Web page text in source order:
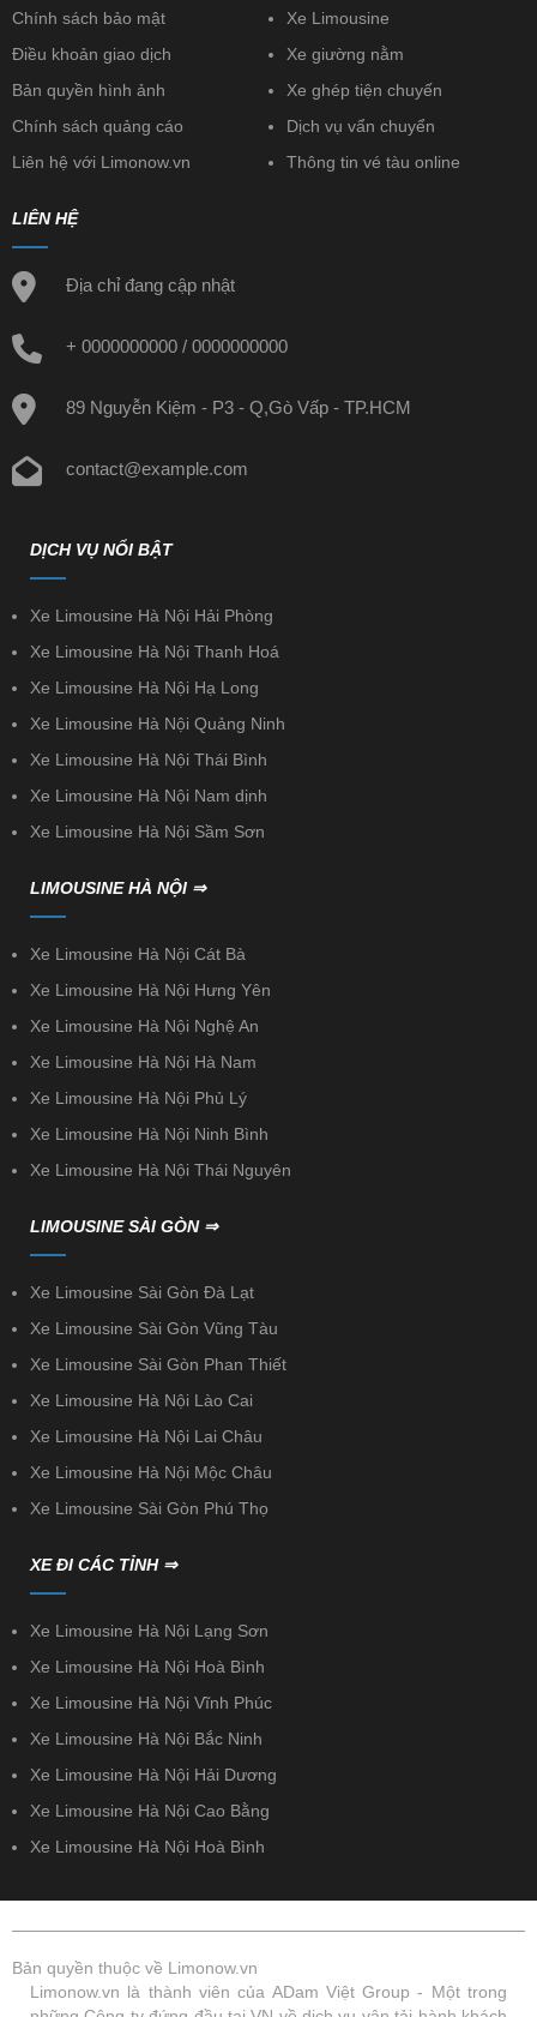
Chính sách bảo mật
Điều khoản giao dịch
Bản quyền hình ảnh
Chính sách quảng cáo
Liên hệ với Limonow.vn
Xe Limousine
Xe giường nằm
Xe ghép tiện chuyến
Dịch vụ vẩn chuyển
Thông tin vé tàu online
LIÊN HỆ
Địa chỉ đang cập nhật
+ 0000000000 / 0000000000
89 Nguyễn Kiệm - P3 - Q,Gò Vấp - TP.HCM
contact@example.com
DỊCH VỤ NỔI BẬT
Xe Limousine Hà Nội Hải Phòng
Xe Limousine Hà Nội Thanh Hoá
Xe Limousine Hà Nội Hạ Long
Xe Limousine Hà Nội Quảng Ninh
Xe Limousine Hà Nội Thái Bình
Xe Limousine Hà Nội Nam dịnh
Xe Limousine Hà Nội Sầm Sơn
LIMOUSINE HÀ NỘI ⇒
Xe Limousine Hà Nội Cát Bà
Xe Limousine Hà Nội Hưng Yên
Xe Limousine Hà Nội Nghệ An
Xe Limousine Hà Nội Hà Nam
Xe Limousine Hà Nội Phủ Lý
Xe Limousine Hà Nội Ninh Bình
Xe Limousine Hà Nội Thái Nguyên
LIMOUSINE SÀI GÒN ⇒
Xe Limousine Sài Gòn Đà Lạt
Xe Limousine Sài Gòn Vũng Tàu
Xe Limousine Sài Gòn Phan Thiết
Xe Limousine Hà Nội Lào Cai
Xe Limousine Hà Nội Lai Châu
Xe Limousine Hà Nội Mộc Châu
Xe Limousine Sài Gòn Phú Thọ
XE ĐI CÁC TỈNH ⇒
Xe Limousine Hà Nội Lạng Sơn
Xe Limousine Hà Nội Hoà Bình
Xe Limousine Hà Nội Vĩnh Phúc
Xe Limousine Hà Nội Bắc Ninh
Xe Limousine Hà Nội Hải Dương
Xe Limousine Hà Nội Cao Bằng
Xe Limousine Hà Nội Hoà Bình
Bản quyền thuộc về Limonow.vn
Limonow.vn là thành viên của ADam Việt Group - Một trong